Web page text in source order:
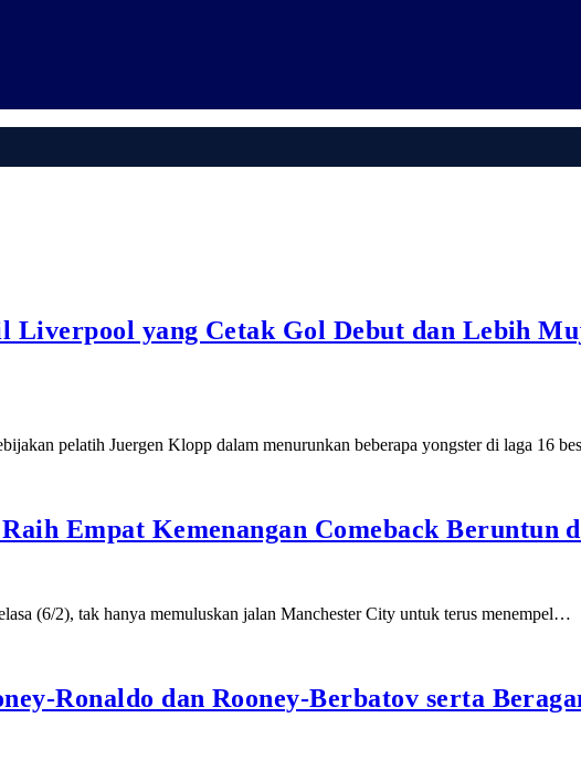
Liverpool yang Cetak Gol Debut dan Lebih
pelatih Juergen Klopp dalam menurunkan beberapa yongster di laga 16
Empat Kemenangan Comeback Beruntun
(6/2), tak hanya memuluskan jalan Manchester City untuk terus menempel…
Ronaldo dan Rooney-Berbatov serta